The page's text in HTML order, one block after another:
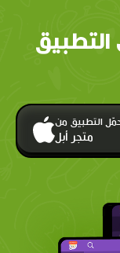
التطبيق من
متجر أبل